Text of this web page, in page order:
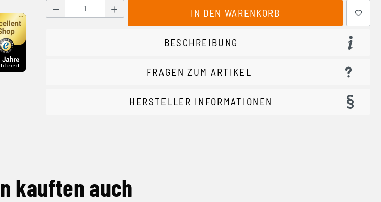
Produkt Anzahl: Gib den gewünschten Wert ein oder benutze die Schaltflächen
IN DEN WARENKORB
BESCHREIBUNG
FRAGEN ZUM ARTIKEL
HERSTELLER INFORMATIONEN
kauften auch